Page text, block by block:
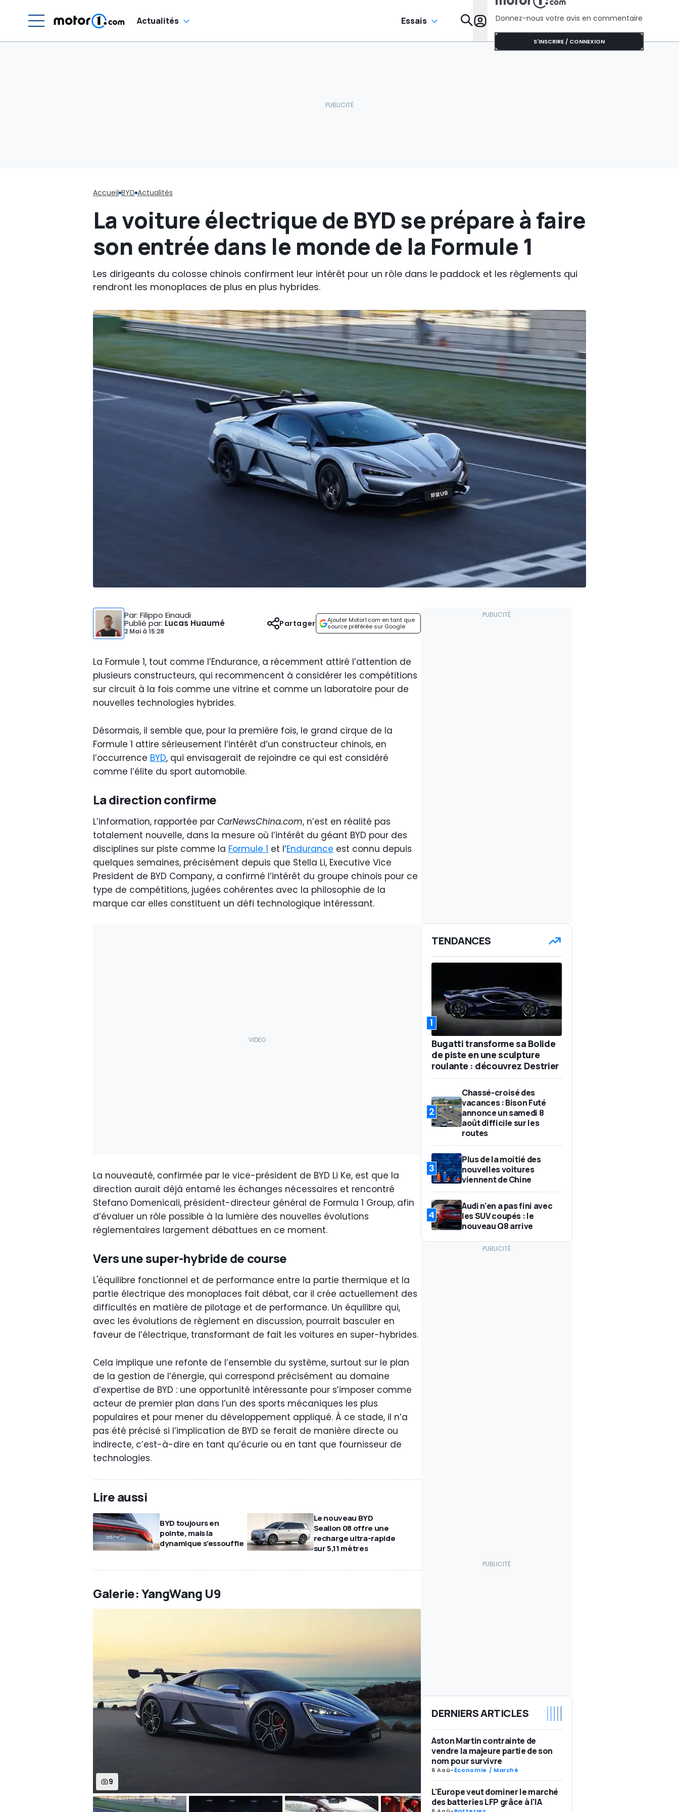
Actualités Essais Donnez-nous votre avis en commentaire
S'INSCRIRE / CONNEXION
Accueil BYD Actualités
La voiture électrique de BYD se prépare à faire
son entrée dans le monde de la Formule 1
Les dirigeants du colosse chinois confirment leur intérêt pour un rôle dans le paddock et les règlements qui
rendront les monoplaces de plus en plus hybrides.
Par: Filippo Einaudi
Publié par: Lucas Huaumé
2 Mai à 15:28
Ajouter Motor1.com en tant que
source préférée sur Google
Partager
La Formule 1, tout comme l’Endurance, a récemment attiré l’attention de
plusieurs constructeurs, qui recommencent à considérer les compétitions
sur circuit à la fois comme une vitrine et comme un laboratoire pour de
nouvelles technologies hybrides.
Désormais, il semble que, pour la première fois, le grand cirque de la
Formule 1 attire sérieusement l’intérêt d’un constructeur chinois, en
l’occurrence BYD, qui envisagerait de rejoindre ce qui est considéré
comme l’élite du sport automobile.
La direction confirme
L’information, rapportée par CarNewsChina.com, n’est en réalité pas
totalement nouvelle, dans la mesure où l’intérêt du géant BYD pour des
disciplines sur piste comme la Formule 1 et l’Endurance est connu depuis
quelques semaines, précisément depuis que Stella Li, Executive Vice
President de BYD Company, a confirmé l’intérêt du groupe chinois pour ce
type de compétitions, jugées cohérentes avec la philosophie de la
marque car elles constituent un défi technologique intéressant.
La nouveauté, confirmée par le vice-président de BYD Li Ke, est que la
direction aurait déjà entamé les échanges nécessaires et rencontré
Stefano Domenicali, président-directeur général de Formula 1 Group, afin
d’évaluer un rôle possible à la lumière des nouvelles évolutions
réglementaires largement débattues en ce moment.
Vers une super-hybride de course
L'équilibre fonctionnel et de performance entre la partie thermique et la
partie électrique des monoplaces fait débat, car il crée actuellement des
difficultés en matière de pilotage et de performance. Un équilibre qui,
avec les évolutions de règlement en discussion, pourrait basculer en
faveur de l’électrique, transformant de fait les voitures en super-hybrides.
Cela implique une refonte de l’ensemble du système, surtout sur le plan
de la gestion de l’énergie, qui correspond précisément au domaine
d’expertise de BYD : une opportunité intéressante pour s’imposer comme
acteur de premier plan dans l’un des sports mécaniques les plus
populaires et pour mener du développement appliqué. À ce stade, il n’a
pas été précisé si l’implication de BYD se ferait de manière directe ou
indirecte, c’est-à-dire en tant qu’écurie ou en tant que fournisseur de
technologies.
Lire aussi
BYD toujours en
pointe, mais la
dynamique s'essouffle
Le nouveau BYD
Sealion 08 offre une
recharge ultra-rapide
sur 5,11 mètres
Galerie: YangWang U9
9
TENDANCES
1
Bugatti transforme sa Bolide
de piste en une sculpture
roulante : découvrez Destrier
2
Chassé-croisé des
vacances : Bison Futé
annonce un samedi 8
août difficile sur les
routes
3
Plus de la moitié des
nouvelles voitures
viennent de Chine
4
Audi n'en a pas fini avec
les SUV coupés : le
nouveau Q8 arrive
DERNIERS ARTICLES
Aston Martin contrainte de
vendre la majeure partie de son
nom pour survivre
6 Aoû-Économie / Marché
L'Europe veut dominer le marché
des batteries LFP grâce à l'IA